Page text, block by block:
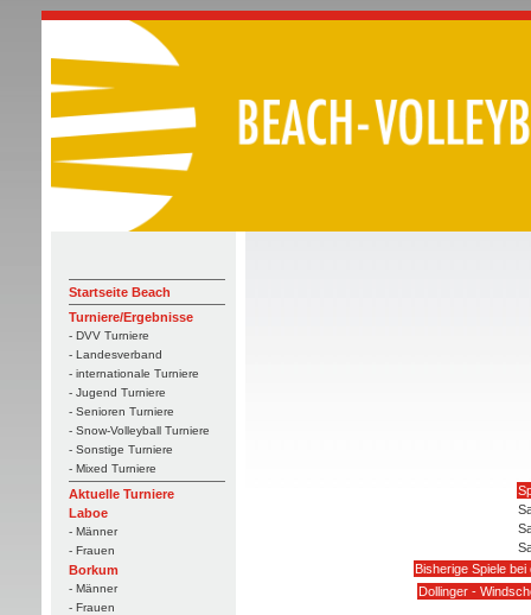
Startseite Beach
Turniere/Ergebnisse
- DVV Turniere
- Landesverband
- internationale Turniere
- Jugend Turniere
- Senioren Turniere
- Snow-Volleyball Turniere
- Sonstige Turniere
- Mixed Turniere
Aktuelle Turniere
Laboe
- Männer
- Frauen
Borkum
- Männer
- Frauen
Bisherige Spiele
Dollinger -